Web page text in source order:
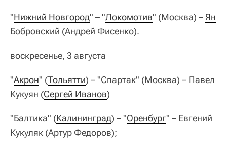
"Нижний Новгород" – "Локомотив" (Москва) – Ян
Бобровский (Андрей Фисенко).
воскресенье, 3 августа
"Акрон" (Тольятти) – "Спартак" (Москва) – Павел
Кукуян (Сергей Иванов)
"Балтика" (Калининград) – "Оренбург" – Евгений
Кукуляк (Артур Федоров);